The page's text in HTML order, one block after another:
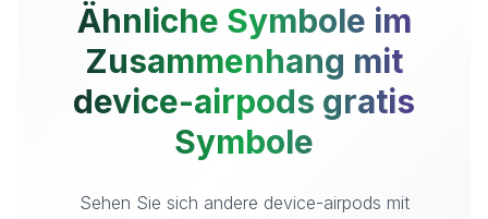
Ähnliche Symbole im
Zusammenhang mit
device-airpods gratis
Symbole
Sehen Sie sich andere device-airpods mit